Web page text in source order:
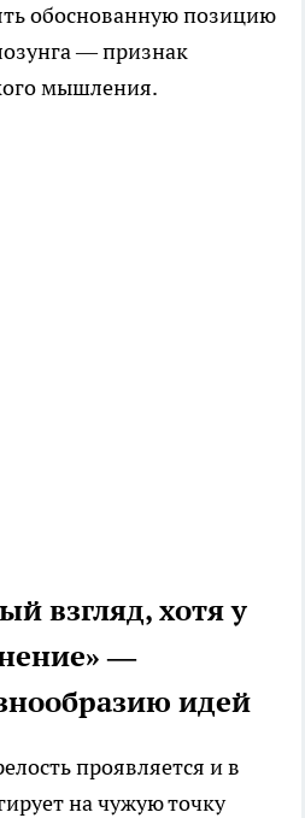
обоснованную позицию
— признак
мышления.
взгляд, хотя у
—
идей
проявляется и в
на чужую точку